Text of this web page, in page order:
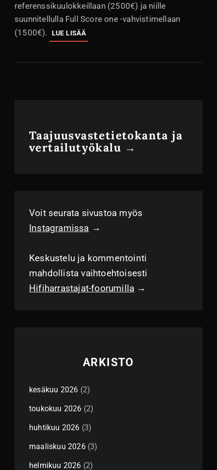
referenssikuulokkeillaan (2500€) ja niille
suunnitellulla Full Score one -vahvistimellaan
(1500€).
LUE LISÄÄREFERENSSI
ITÄVALLASTA:
AUDIO
Taajuusvastetietokanta ja
vertailutyökalu →
Voit seurata sivustoa myös
Instagramissa →
Keskustelu ja kommentointi
mahdollista vaihtoehtoisesti
Hifiharrastajat-foorumilla →
ARKISTO
kesäkuu 2026 (2)
toukokuu 2026 (2)
huhtikuu 2026 (3)
maaliskuu 2026(3)
helmikuu 2026 (2)